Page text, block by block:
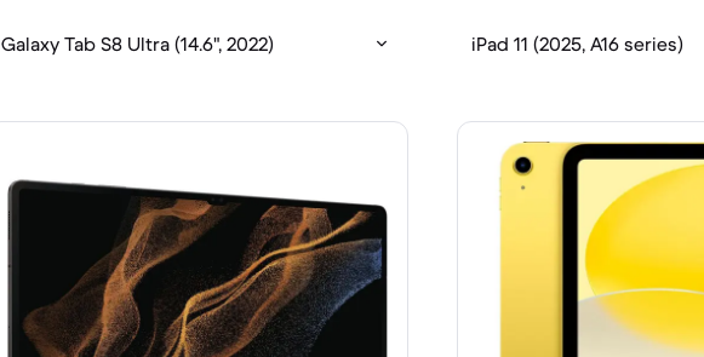
Galaxy Tab S8 Ultra (14.6", 2022) iPad 11 (2025, A16 series)